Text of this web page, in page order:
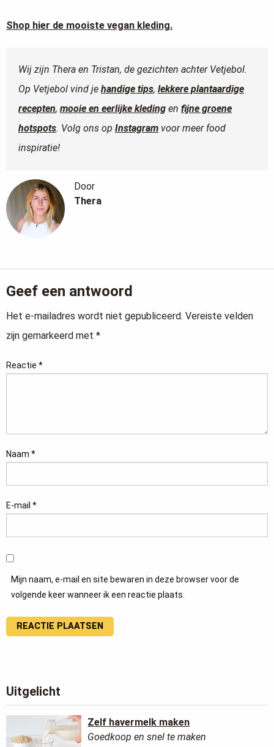
Shop hier de mooiste vegan kleding.
Wij zijn Thera en Tristan, de gezichten achter Vetjebol.
Op Vetjebol vind je handige tips, lekkere plantaardige
recepten, mooie en eerlijke kleding en fijne groene
hotspots. Volg ons op Instagram voor meer food
inspiratie!
Door
Thera
Geef een antwoord
Het e-mailadres wordt niet gepubliceerd. Vereiste velden
zijn gemarkeerd met *
Reactie *
Naam *
E-mail *
Mijn naam, e-mail en site bewaren in deze browser voor de
volgende keer wanneer ik een reactie plaats.
Uitgelicht
Zelf havermelk maken
Goedkoop en snel te maken